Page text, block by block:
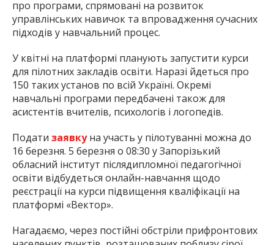
про програми, спрямовані на розвиток
управлінських навичок та впровадження сучасних
підходів у навчальний процес.
У квітні на платформі планують запустити курси
для пілотних закладів освіти. Наразі йдеться про
150 таких установ по всій Україні. Окремі
навчальні програми передбачені також для
асистентів вчителів, психологів і логопедів.
Подати заявкуна участь у пілотуванні можна до
16 березня. 5 березня о 08:30 у Запорізький
обласний інститут післядипломної педагогічної
освіти відбудеться онлайн-навчання щодо
реєстрації на курси підвищення кваліфікації на
платформі «Вектор».
Нагадаємо, через постійні обстріли прифронтових